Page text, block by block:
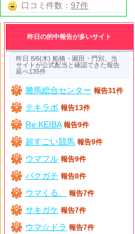
口コミ件数： 97件
昨日の的中報告が多いサイト
昨日 8/6(木) 船橋・園田・門別。当
サイトが公式配当と確認できた報告
延べ135件
勝馬総合センター 報告31件
テキラボ 報告13件
Re:KEIBA 報告9件
超すごい競馬 報告9件
ウマフル 報告9件
バクガチ 報告8件
ウマくる。 報告7件
サキガケ 報告7件
ウマ☆ドラ 報告7件